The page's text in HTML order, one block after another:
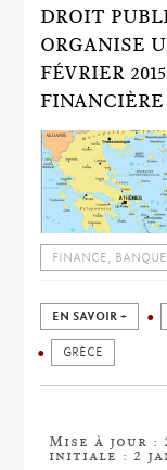
DROIT
ORGANISE
FÉVRIER
FINANCE,
EN SAVOIR +
GRÈCE
Mise à jour :
initiale : 2